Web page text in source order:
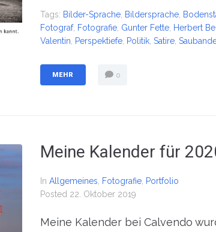
Tags: Bilder-Sprache Bildersprache
Fotograf, Fotografie Gunter Fette Herbert
Valentin
Perspektiefe Politik Satire
MEHR 0
Meine Kalender für
In Allgemeines Fotografie Portfolio
Posted 22. Oktober 2019
Meine Kalender bei Calvendo